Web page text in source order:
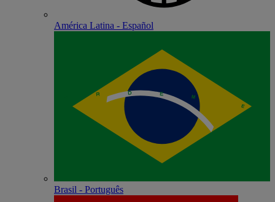
América Latina - Español
Brasil - Português